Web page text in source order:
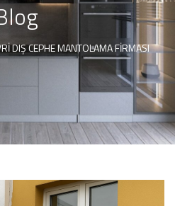
DIŞ CEPHE MANTOLAMA FIRMASI